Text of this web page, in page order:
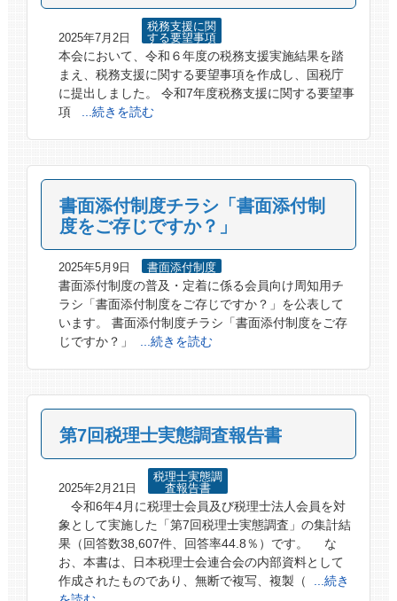
2025年7月2日
税務支援に関
する要望事項
本会において、令和６年度の税務支援実施結果を踏
まえ、税務支援に関する要望事項を作成し、国税庁
に提出しました。 令和7年度税務支援に関する要望事
項
...続きを読む
書面添付制度チラシ「書面添付制
度をご存じですか？」
2025年5月9日 書面添付制度
書面添付制度の普及・定着に係る会員向け周知用チ
ラシ「書面添付制度をご存じですか？」を公表して
います。 書面添付制度チラシ「書面添付制度をご存
じですか？」
...続きを読む
第7回税理士実態調査報告書
2025年2月21日
税理士実態調
査報告書
令和6年4月に税理士会員及び税理士法人会員を対
象として実施した「第7回税理士実態調査」の集計結
果（回答数38,607件、回答率44.8％）です。 な
お、本書は、日本税理士会連合会の内部資料として
作成されたものであり、無断で複写、複製（
...続き